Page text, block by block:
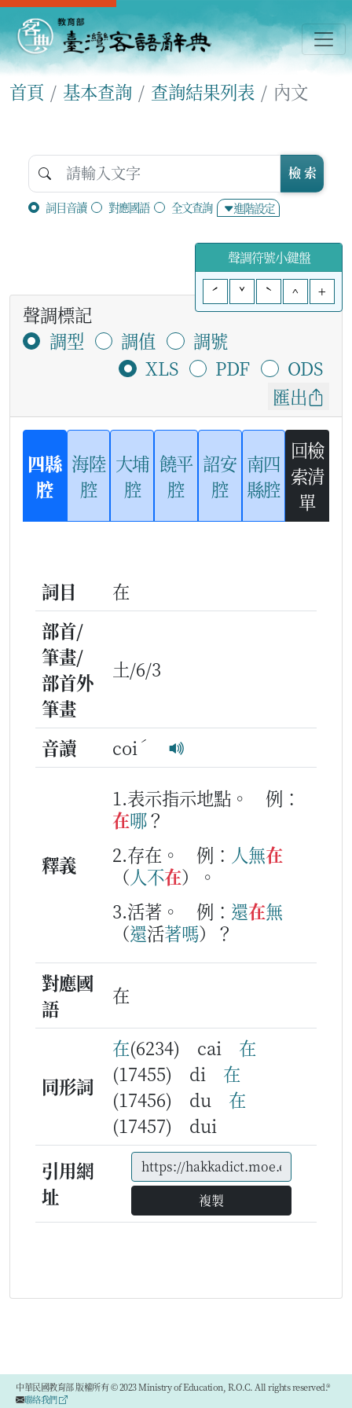
首頁 基本查詢 查詢結果列表 內文
詞目音讀 對應國語 全文查詢 進階設定
檢 索
聲調符號小鍵盤
ˊ
ˇ ˋ ^ +
聲調標記
調型
調值
調號
XLS
PDF
ODS
匯出
四縣
腔
海陸
腔
大埔
腔
饒平
腔
詔安
腔
南四
縣腔
回檢
索清
單
詞目
在
部首/
筆畫/
部首外
筆畫
土/6/3
音讀 coi ˊ
釋義
1.表示指示地點。
例：
在哪？
2.存在。
例： 人無在
（人不在）。
3.活著。
例： 還在無
（還活著嗎）？
對應國
語
在
同形詞
在(6234) cai 在
(17455) di 在
(17456) du 在
(17457) dui
引用網
址
複製
中華民國教育部 版權所有 © 2023 Ministry of Education, R.O.C. All rights reserved.®
聯絡我們